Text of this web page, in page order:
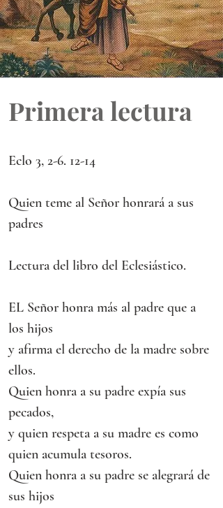
Primera lectura
Eclo 3, 2-6. 12-14
Quien teme al Señor honrará a sus
padres
Lectura del libro del Eclesiástico.
EL Señor honra más al padre que a
los hijos
y afirma el derecho de la madre sobre
ellos.
Quien honra a su padre expía sus
pecados,
y quien respeta a su madre es como
quien acumula tesoros.
Quien honra a su padre se alegrará de
sus hijos